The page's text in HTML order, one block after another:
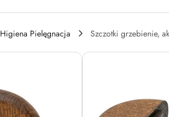
Higiena Pielęgnacja
Szczotki grzebienie,